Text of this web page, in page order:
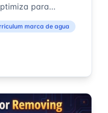
para
como un hu...
marca de agua